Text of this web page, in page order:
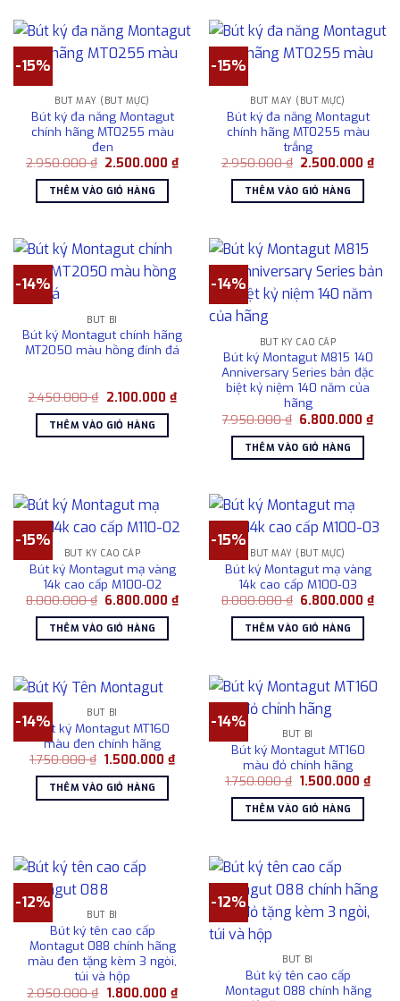
-15%
BÚT MÁY (BÚT MỰC)
Bút ký đa năng Montagut
chính hãng MT0255 màu
đen
2.950.000₫ Giá
là:
2.950.000 ₫.
2.500.000₫Giá
THÊM VÀO GIỎ HÀNG
-15%
BÚT MÁY (BÚT MỰC)
Bút ký đa năng Montagut
chính hãng MT0255 màu
trắng
2.950.000₫ Giá
là:
2.950.000 ₫.
2.500.000₫Giá
THÊM VÀO GIỎ HÀNG
-14%
BÚT BI
Bút ký Montagut chính hãng
MT2050 màu hồng đính đá
2.450.000₫ Giá
là:
2.450.000 ₫.
2.100.000 ₫Giá
hiện
2.100.000 ₫.
THÊM VÀO GIỎ HÀNG
-14%
BÚT KÝ CAO CẤP
Bút ký Montagut M815 140
Anniversary Series bản đặc
biệt kỷ niệm 140 năm của
hãng
7.950.000₫ Giá
là:
7.950.000 ₫.
6.800.000₫Giá
hiện
THÊM VÀO GIỎ HÀNG
-15%
BÚT KÝ CAO CẤP
Bút ký Montagut mạ vàng
14k cao cấp M100-02
8.000.000₫ Giá
là:
8.000.000 ₫.
6.800.000₫Giá
hiện
6.800.000 ₫.
THÊM VÀO GIỎ HÀNG
-15%
BÚT MÁY (BÚT MỰC)
Bút ký Montagut mạ vàng
14k cao cấp M100-03
8.000.000₫ Giá
là:
8.000.000 ₫.
6.800.000₫Giá
hiện
THÊM VÀO GIỎ HÀNG
-14% BÚT BI
Bút ký Montagut MT160
màu đen chính hãng
1.750.000₫ Giá
là:
1.750.000 ₫.
1.500.000₫Giá
1.500.000 ₫.
THÊM VÀO GIỎ HÀNG
-14%
BÚT BI
Bút ký Montagut MT160
màu đỏ chính hãng
1.750.000₫ Giá
là:
1.750.000 ₫.
1.500.000₫Giá
hiện
THÊM VÀO GIỎ HÀNG
-12%
BÚT BI
Bút ký tên cao cấp
Montagut 088 chính hãng
màu đen tặng kèm 3 ngòi,
túi và hộp
2.050.000₫ Giá
1.800.000 ₫Giá
-12%
BÚT BI
Bút ký tên cao cấp
Montagut 088 chính hãng